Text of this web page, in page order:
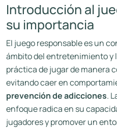
Introducción al
su importancia
El juego responsable es un
ámbito del entretenimiento y
práctica de jugar de manera
evitando caer en
prevención de adicciones.
enfoque radica en su
jugadores y promover un